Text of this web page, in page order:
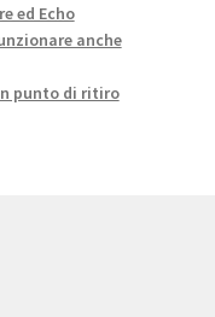
ed Echo
anche
punto di ritiro